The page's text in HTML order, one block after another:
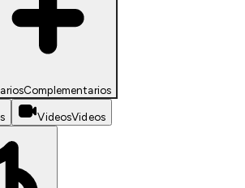
Complementarios
VideosVideos